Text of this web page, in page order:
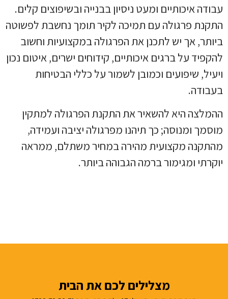
עבודה איכותיים ומעט ניסיון בבנייה ובשיפוצים קלים.
התקנת פרגולה עם תמיכה לקיר תומך נחשבת לפשוטה
ביותר, אך יש לתכנן את הפרגולה במקצועיות וחשוב
להקפיד על ברגים איכותיים, קידוחים ישרים, איטום נכון
ויעיל, שיפועים וכמובן לשמור על כללי הבטיחות
בעבודה.
ההמלצה היא להשאיר את התקנת הפרגולה למתקין
מוסמך ומנוסה; כך תיהנו מפרגולה יציבה ועמידה,
מהתקנה מקצועית מהירה במחיר משתלם, ממראה
יוקרתי ומגימור ברמה הגבוהה ביותר.
מצלילים לכם את הבית